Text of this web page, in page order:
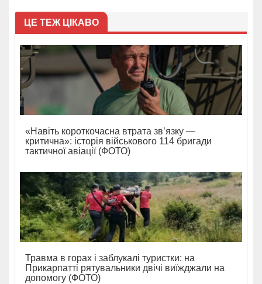
ЦЕ ТЕЖ ЦІКАВО
«Навіть короткочасна втрата зв’язку —
критична»: історія військового 114 бригади
тактичної авіації (ФОТО)
Травма в горах і заблукалі туристки: на
Прикарпатті рятувальники двічі виїжджали на
допомогу (ФОТО)